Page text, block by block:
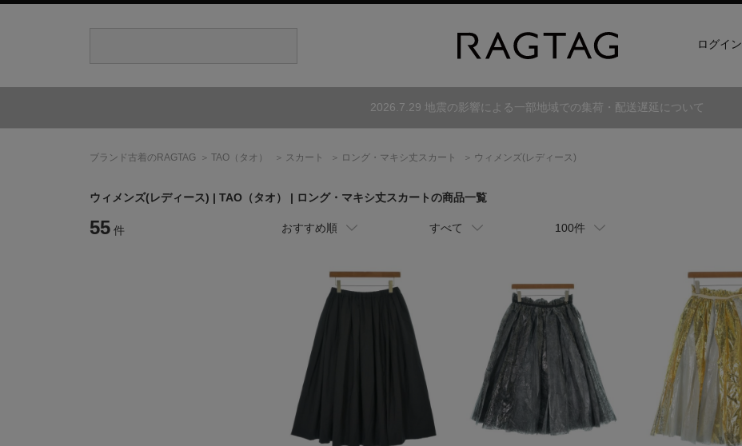
ログイン
2026.7.29 地震の影響による一部地域での集荷・配送遅延について
ブランド古着のRAGTAG TAO （タオ） スカート ロング・マキシ丈スカート ウィメンズ(レディース)
ウィメンズ(レディース) | TAO （タオ） | ロング・マキシ丈スカートの商品一覧
55 件 おすすめ順 すべて 100件